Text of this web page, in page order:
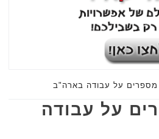
מספרים על עבודה בארה"ב
על עבודה